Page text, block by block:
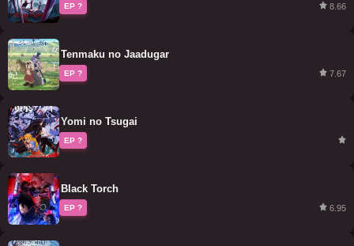
EP ? 8.66
Tenmaku no Jaadugar
EP ? 7.67
Yomi no Tsugai
EP ?
Black Torch
EP ? 6.95